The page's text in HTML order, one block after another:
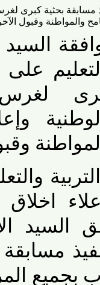
بحثية كبرى لغرس
وقبول الآخر
السيد
على
لغرس
اخلاق
مسابقة
بجميع